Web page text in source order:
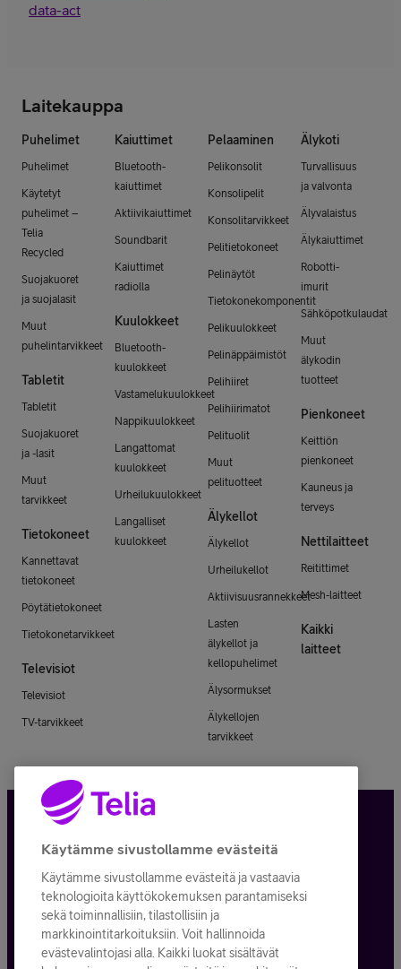
data-act
Laitekauppa
Puhelimet
Puhelimet
Käytetyt
puhelimet –
Telia
Recycled
Suojakuoret
ja suojalasit
Muut
puhelintarvikkeet
Tabletit
Tabletit
Suojakuoret
ja -lasit
Muut
tarvikkeet
Tietokoneet
Kannettavat
tietokoneet
Pöytätietokoneet
Tietokonetarvikkeet
Televisiot
Televisiot
TV-tarvikkeet
Kaiuttimet
Bluetooth-
kaiuttimet
Aktiivikaiuttimet
Soundbarit
Kaiuttimet
radiolla
Kuulokkeet
Bluetooth-
kuulokkeet
Vastamelukuulokkeet
Nappikuulokkeet
Langattomat
kuulokkeet
Urheilukuulokkeet
Langalliset
kuulokkeet
Pelaaminen
Pelikonsolit
Konsolipelit
Konsolitarvikkeet
Pelitietokoneet
Pelinäytöt
Tietokonekomponentit
Pelikuulokkeet
Pelinäppäimistöt
Pelihiiret
Pelihiirimatot
Pelituolit
Muut
pelituotteet
Älykellot
Älykellot
Urheilukellot
Aktiivisuusrannekkeet
Lasten
älykellot ja
kellopuhelimet
Älysormukset
Älykellojen
tarvikkeet
Älykoti
Turvallisuus
ja valvonta
Älyvalaistus
Älykaiuttimet
Robotti-
imurit
Sähköpotkulaudat
Muut
älykodin
tuotteet
Pienkoneet
Keittiön
pienkoneet
Kauneus ja
terveys
Nettilaitteet
Reitittimet
Mesh-laitteet
Kaikki
laitteet
Tietosuoja ja -turva
Tilauksen peruuttaminen
Käyttöehdot
Evästeiden käyttö
Käytämme sivustollamme evästeitä
Käytämme sivustollamme evästeitä ja vastaavia
teknologioita käyttökokemuksen parantamiseksi
sekä toiminnallisiin, tilastollisiin ja
markkinointitarkoituksiin. Voit hallinnoida
evästevalintojasi alla. Kaikki luokat sisältävät